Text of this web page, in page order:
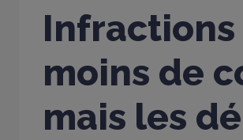
Infractions
moins de
mais les